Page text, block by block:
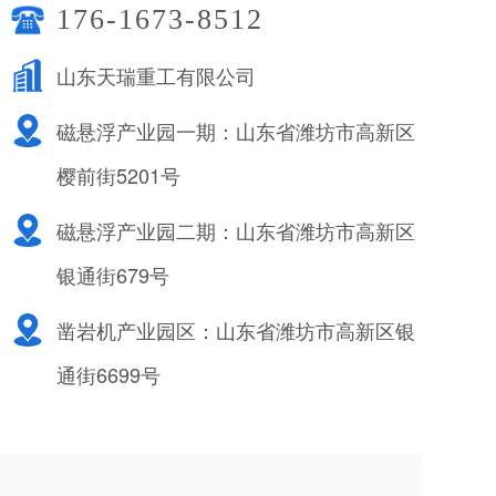
176-1673-8512
山东天瑞重工有限公司
磁悬浮产业园一期：山东省潍坊市高新区
樱前街5201号
磁悬浮产业园二期：山东省潍坊市高新区
银通街679号
凿岩机产业园区：山东省潍坊市高新区银
通街6699号